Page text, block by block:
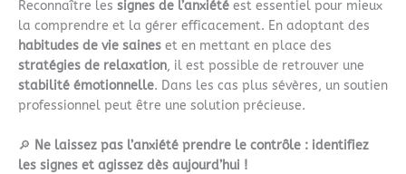
Reconnaître les signes de l’anxiété est essentiel pour mieux
la comprendre et la gérer efficacement. En adoptant des
habitudes de vie saines et en mettant en place des
stratégies de relaxation, il est possible de retrouver une
stabilité émotionnelle. Dans les cas plus sévères, un soutien
professionnel peut être une solution précieuse.
🔎 Ne laissez pas l’anxiété prendre le contrôle : identifiez
les signes et agissez dès aujourd’hui !